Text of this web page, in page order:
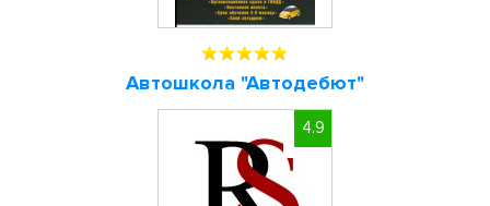
Автошкола "Автодебют"
4.9